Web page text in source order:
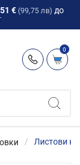
51 € (99,75 лв) до
0
Листови